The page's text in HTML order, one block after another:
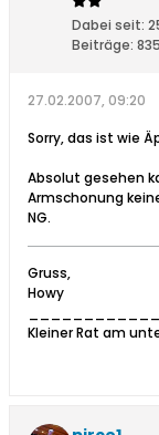
Dabei seit:
Beiträge:
27.02.2007, 09:20
Sorry, das ist wie
Absolut gesehen
Armschonung
NG.
Gruss,
Howy
Kleiner Rat am